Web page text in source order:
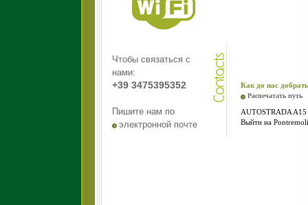
Чтобы связаться с
нами:
+39 3475395352
Пишите нам по
электронной почте
Как до нас
Распечатать путь
AUTOSTRADA A15
Выйти на